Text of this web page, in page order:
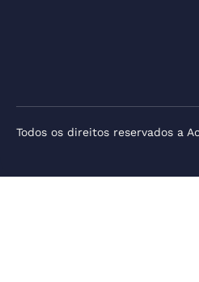
Todos os direitos reservados a